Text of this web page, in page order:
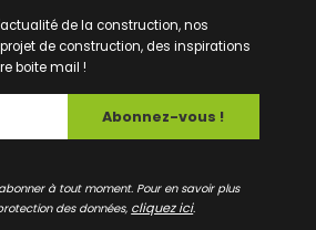
de la construction, nos
de construction, des inspirations
boite mail !
Abonnez-vous !
à tout moment. Pour en savoir plus
des données, cliquez ici.